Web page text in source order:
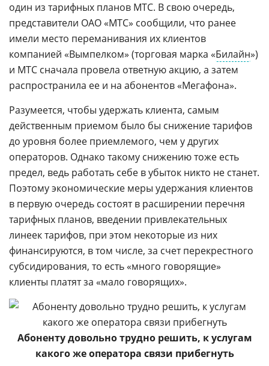
один из тарифных планов МТС. В свою очередь,
представители ОАО «МТС» сообщили, что ранее
имели место переманивания их клиентов
компанией «Вымпелком» (торговая марка «Билайн»)
и МТС сначала провела ответную акцию, а затем
распространила ее и на абонентов «Мегафона».
Разумеется, чтобы удержать клиента, самым
действенным приемом было бы снижение тарифов
до уровня более приемлемого, чем у других
операторов. Однако такому снижению тоже есть
предел, ведь работать себе в убыток никто не станет.
Поэтому экономические меры удержания клиентов
в первую очередь состоят в расширении перечня
тарифных планов, введении привлекательных
линеек тарифов, при этом некоторые из них
финансируются, в том числе, за счет перекрестного
субсидирования, то есть «много говорящие»
клиенты платят за «мало говорящих».
Абоненту довольно трудно решить, к услугам
какого же оператора связи прибегнуть